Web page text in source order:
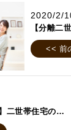
2020/2/
<< 前
【融合二世帯住宅 編】二世帯住宅の種類で見るメリット・デメリット